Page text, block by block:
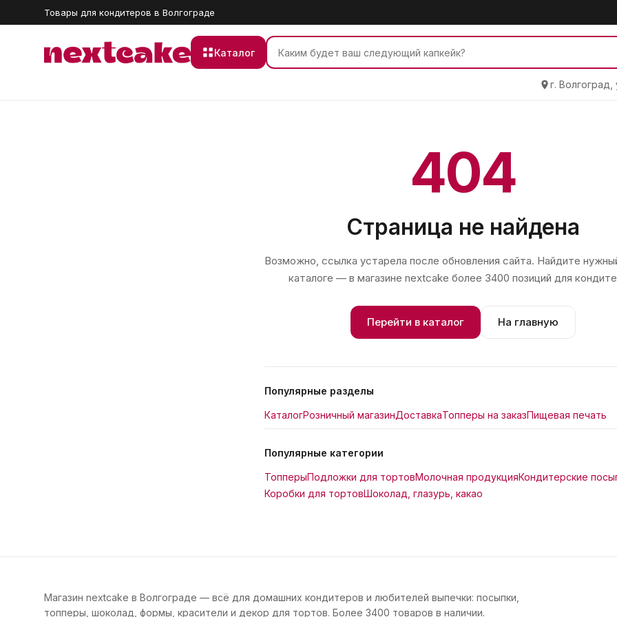
Товары для кондитеров в Волгограде
Каталог
г.
404
Страница не найдена
Возможно, ссылка устарела после обновления сайта. Найдите
каталоге — в магазине nextcake более 3400 позиций для
Перейти в каталог На главную
Популярные разделы
КаталогРозничный магазинДоставкаТопперы на заказПищевая печать
Популярные категории
ТопперыПодложки для тортовМолочная продукцияКондитерские
Коробки для тортовШоколад, глазурь, какао
Магазин nextcake в Волгограде — всё для домашних кондитеров и любителей выпечки: посыпки,
топперы, шоколад, формы, красители и декор для тортов. Более 3400 товаров в наличии.